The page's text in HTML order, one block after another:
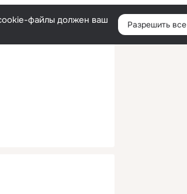
Русский Войти
файлы должен ваш
Разрешить все